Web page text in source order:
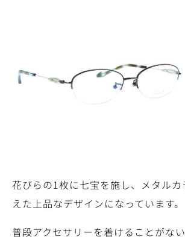
花びらの1枚に七宝を施し、メタル
えた上品なデザインになっています。
普段アクセサリーを着けることがな